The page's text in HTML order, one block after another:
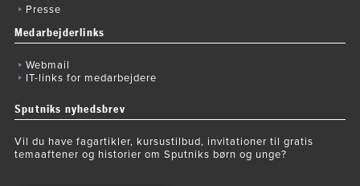
Presse
Medarbejderlinks
Webmail
IT-links for medarbejdere
Sputniks nyhedsbrev
Vil du have fagartikler, kursustilbud, invitationer til gratis
temaaftener og historier om Sputniks børn og unge?